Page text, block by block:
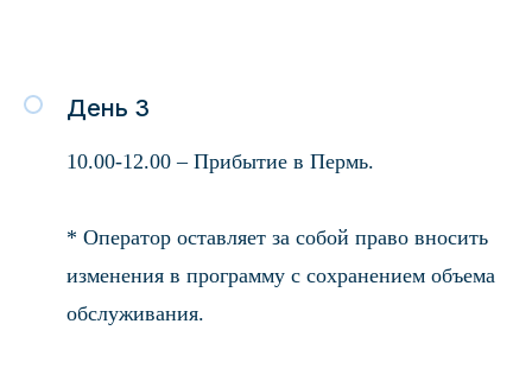
День 3
10.00-12.00 – Прибытие в Пермь.
* Оператор оставляет за собой право вносить
изменения в программу с сохранением объема
обслуживания.